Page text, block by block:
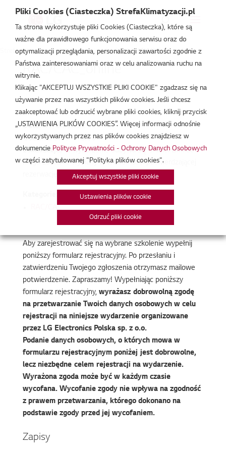
Strefa Klimatyzacji /Wydarzenia/RAC/CAC/RAC/CAC_online
RAC/CAC_online
kwi 7, 2022
Data:07/04/2022
Godzina:9:00 - 13:00
Lokalizacja:To wydarzenie odbywa się online. Link do
niego zostanie wysłany w wiadomości potwierdzającej
Aby zarejestrować się na wybrane szkolenie wypełnij
poniższy formularz rejestracyjny. Po przesłaniu i
zatwierdzeniu Twojego zgłoszenia otrzymasz mailowe
potwierdzenie. Zapraszamy! Wypełniając poniższy
formularz rejestracyjny, wyrażasz dobrowolną zgodę
na przetwarzanie Twoich danych osobowych w celu
rejestracji na niniejsze wydarzenie organizowane
przez LG Electronics Polska sp. z o.o.
Podanie danych osobowych, o których mowa w
formularzu rejestracyjnym poniżej jest dobrowolne,
lecz niezbędne celem rejestracji na wydarzenie.
Wyrażona zgoda może być w każdym czasie
wycofana. Wycofanie zgody nie wpływa na zgodność
z prawem przetwarzania, którego dokonano na
podstawie zgody przed jej wycofaniem.
Zapisy
Pliki Cookies (Ciasteczka) StrefaKlimatyzacji.pl
Ta strona wykorzystuje pliki Cookies (Ciasteczka), które są
ważne dla prawidłowego funkcjonowania serwisu oraz do
optymalizacji przeglądania, personalizacji zawartości zgodnie z
Państwa zainteresowaniami oraz w celu analizowania ruchu na
witrynie.
Klikając "AKCEPTUJ WSZYSTKIE PLIKI COOKIE" zgadzasz się na
używanie przez nas wszystkich plików cookies. Jeśli chcesz
zaakceptować lub odrzucić wybrane pliki cookies, kliknij przycisk
„USTAWIENIA PLIKÓW COOKIES”. Więcej informacji odnośnie
wykorzystywanych przez nas plików cookies znajdziesz w
dokumencie Polityce Prywatności - Ochrony Danych Osobowych
w części zatytułowanej "Polityka plików cookies".
Akceptuj wszystkie pliki cookie
Ustawienia plików cookie
Odrzuć pliki cookie